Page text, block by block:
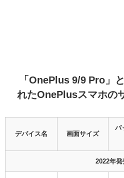
「OnePlus 9/9 Pro」
れたOnePlusスマホの
デバイス名 画面サイズ
バ
2022年発